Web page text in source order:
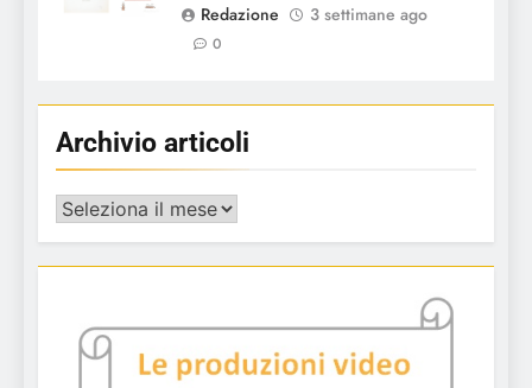
Redazione
3 settimane ago
0
Archivio articoli
Archivio